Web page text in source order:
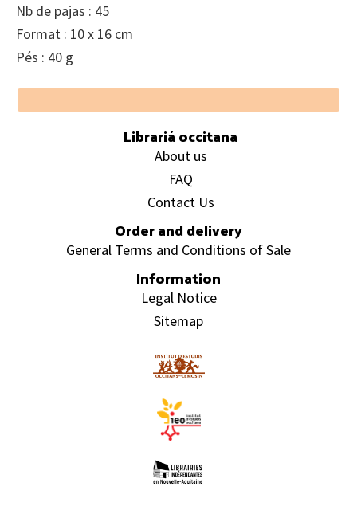
Nb de pajas : 45
Format : 10 x 16 cm
Pés : 40 g
Footer
Librariá occitana
About us
FAQ
Contact Us
Order and delivery
General Terms and Conditions of Sale
Information
Legal Notice
Sitemap